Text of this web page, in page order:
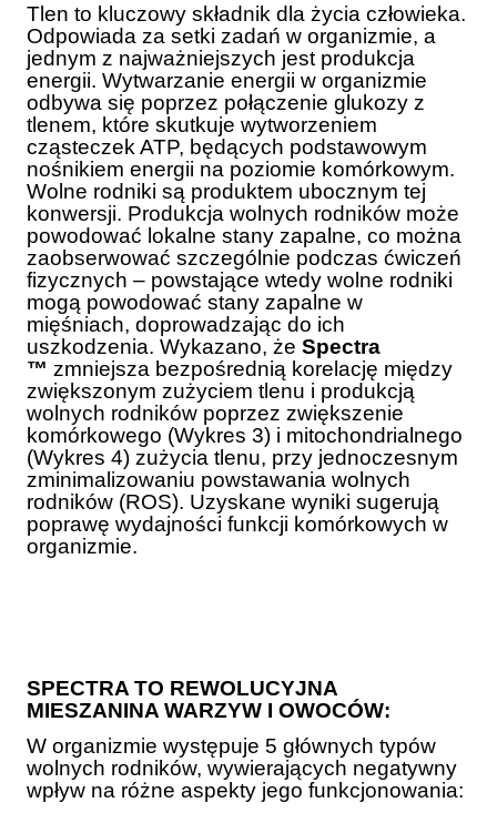
Tlen to kluczowy składnik dla życia człowieka.
Odpowiada za setki zadań w organizmie, a
jednym z najważniejszych jest produkcja
energii. Wytwarzanie energii w organizmie
odbywa się poprzez połączenie glukozy z
tlenem, które skutkuje wytworzeniem
cząsteczek ATP, będących podstawowym
nośnikiem energii na poziomie komórkowym.
Wolne rodniki są produktem ubocznym tej
konwersji. Produkcja wolnych rodników może
powodować lokalne stany zapalne, co można
zaobserwować szczególnie podczas ćwiczeń
fizycznych – powstające wtedy wolne rodniki
mogą powodować stany zapalne w
mięśniach, doprowadzając do ich
uszkodzenia. Wykazano, że Spectra
™ zmniejsza bezpośrednią korelację między
zwiększonym zużyciem tlenu i produkcją
wolnych rodników poprzez zwiększenie
komórkowego (Wykres 3) i mitochondrialnego
(Wykres 4) zużycia tlenu, przy jednoczesnym
zminimalizowaniu powstawania wolnych
rodników (ROS). Uzyskane wyniki sugerują
poprawę wydajności funkcji komórkowych w
organizmie.
SPECTRA TO REWOLUCYJNA
MIESZANINA WARZYW I OWOCÓW:
W organizmie występuje 5 głównych typów
wolnych rodników, wywierających negatywny
wpływ na różne aspekty jego funkcjonowania: